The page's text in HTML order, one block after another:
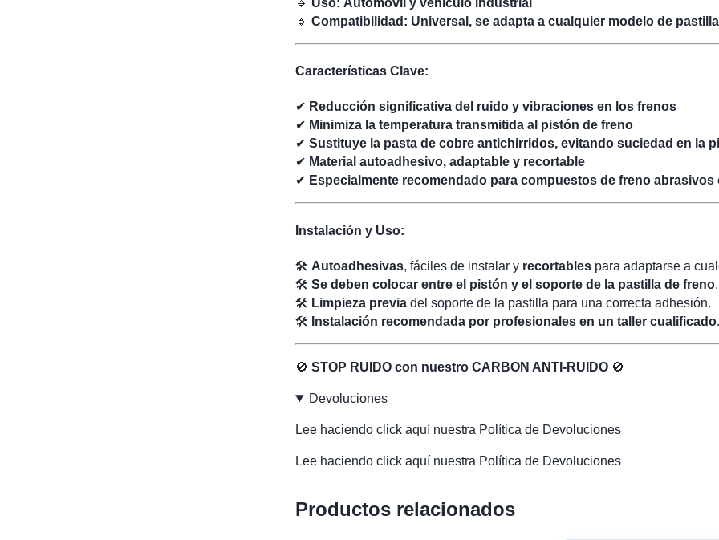
🔹 Uso: Automóvil y vehículo industrial
🔹 Compatibilidad: Universal, se adapta a cualquier modelo de
Características Clave:
✔ Reducción significativa del ruido y vibraciones en los frenos
✔ Minimiza la temperatura transmitida al pistón de freno
✔ Sustituye la pasta de cobre antichirridos, evitando suciedad en la
✔ Material autoadhesivo, adaptable y recortable
✔ Especialmente recomendado para compuestos de freno
Instalación y Uso:
🛠 Autoadhesivas, fáciles de instalar y recortables para adaptarse a
🛠 Se deben colocar entre el pistón y el soporte de la pastilla de freno.
🛠 Limpieza previa del soporte de la pastilla para una correcta adhesión.
🛠 Instalación recomendada por profesionales en un taller cualificado.
🚫 STOP RUIDO con nuestro CARBON ANTI-RUIDO 🚫
Devoluciones
Lee haciendo click aquí nuestra Política de Devoluciones
Lee haciendo click aquí nuestra Política de Devoluciones
Productos relacionados